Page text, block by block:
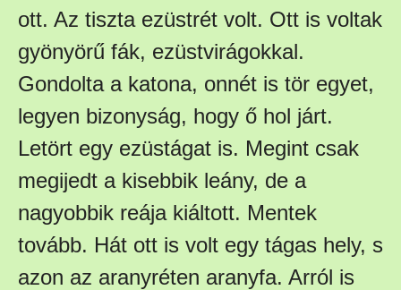
ott. Az tiszta ezüstrét volt. Ott is voltak
gyönyörű fák, ezüstvirágokkal.
Gondolta a katona, onnét is tör egyet,
legyen bizonyság, hogy ő hol járt.
Letört egy ezüstágat is. Megint csak
megijedt a kisebbik leány, de a
nagyobbik reája kiáltott. Mentek
tovább. Hát ott is volt egy tágas hely, s
azon az aranyréten aranyfa. Arról is